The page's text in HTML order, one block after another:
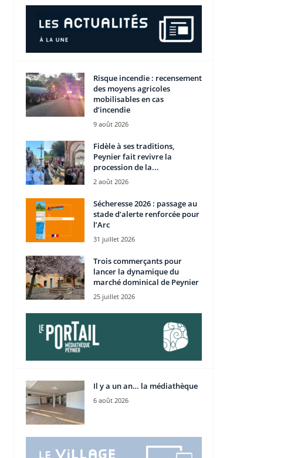
Risque incendie : recensement
des moyens agricoles
mobilisables en cas
d’incendie
9 août 2026
Fidèle à ses traditions,
Peynier fait revivre la
procession de la...
2 août 2026
Sécheresse 2026 : passage au
stade d’alerte renforcée pour
l’Arc
31 juillet 2026
Trois commerçants pour
lancer la dynamique du
marché dominical de Peynier
25 juillet 2026
Il y a un an… la médiathèque
6 août 2026